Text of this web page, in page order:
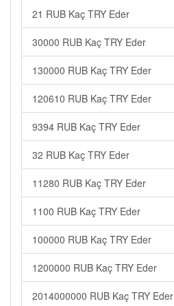
21 RUB Kaç TRY Eder
30000 RUB Kaç TRY Eder
130000 RUB Kaç TRY Eder
120610 RUB Kaç TRY Eder
9394 RUB Kaç TRY Eder
32 RUB Kaç TRY Eder
11280 RUB Kaç TRY Eder
1100 RUB Kaç TRY Eder
100000 RUB Kaç TRY Eder
1200000 RUB Kaç TRY Eder
2014000000 RUB Kaç TRY Eder